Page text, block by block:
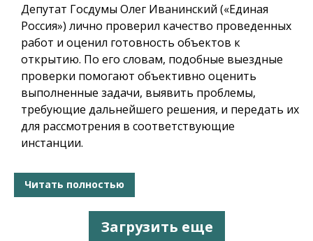
Депутат Госдумы Олег Иванинский («Единая
Россия») лично проверил качество проведенных
работ и оценил готовность объектов к
открытию. По его словам, подобные выездные
проверки помогают объективно оценить
выполненные задачи, выявить проблемы,
требующие дальнейшего решения, и передать их
для рассмотрения в соответствующие
инстанции.
Читать полностью
Загрузить еще